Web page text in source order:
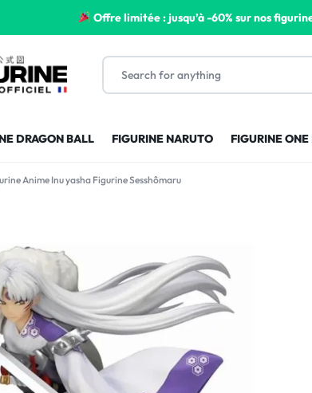
Offre limitée : jusqu’à -60% sur nos
DRAGON BALL FIGURINE NARUTO FIGURINE ONE
Anime Inu yasha Figurine Sesshômaru